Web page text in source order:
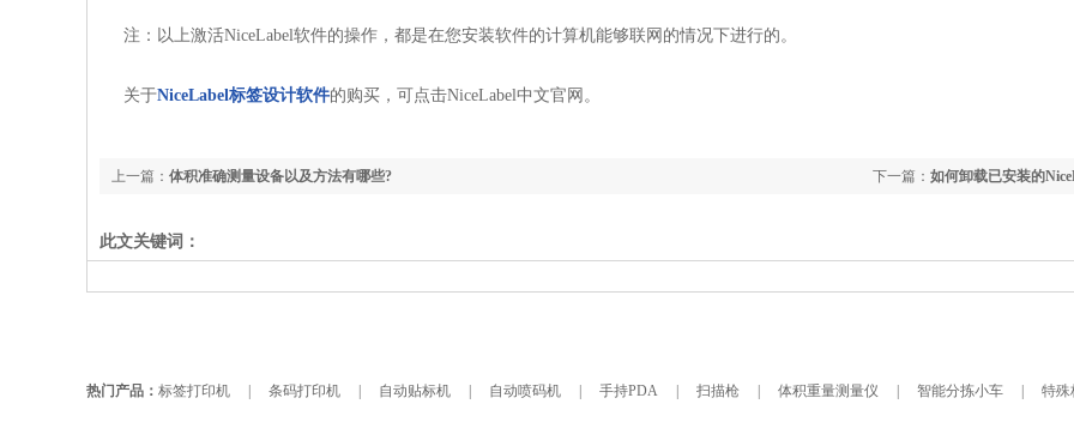
注：以上激活NiceLabel软件的操作，都是在您安装软件的计算机能够联网的情况下进行的。
关于NiceLabel标签设计软件的购买，可点击NiceLabel中文官网。
下一篇： 如何卸载已安装的
上一篇： 体积准确测量设备以及方法有哪些?
此文关键词：
热门产品： 标签打印机 条码打印机 自动贴标机 自动喷码机 手持PDA 扫描枪 体积重量测量仪 智能分拣小车 特殊